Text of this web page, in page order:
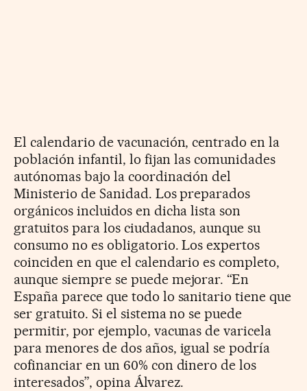
El calendario de vacunación, centrado en la
población infantil, lo fijan las comunidades
autónomas bajo la coordinación del
Ministerio de Sanidad. Los preparados
orgánicos incluidos en dicha lista son
gratuitos para los ciudadanos, aunque su
consumo no es obligatorio. Los expertos
coinciden en que el calendario es completo,
aunque siempre se puede mejorar. “En
España parece que todo lo sanitario tiene que
ser gratuito. Si el sistema no se puede
permitir, por ejemplo, vacunas de varicela
para menores de dos años, igual se podría
cofinanciar en un 60% con dinero de los
interesados”, opina Álvarez.